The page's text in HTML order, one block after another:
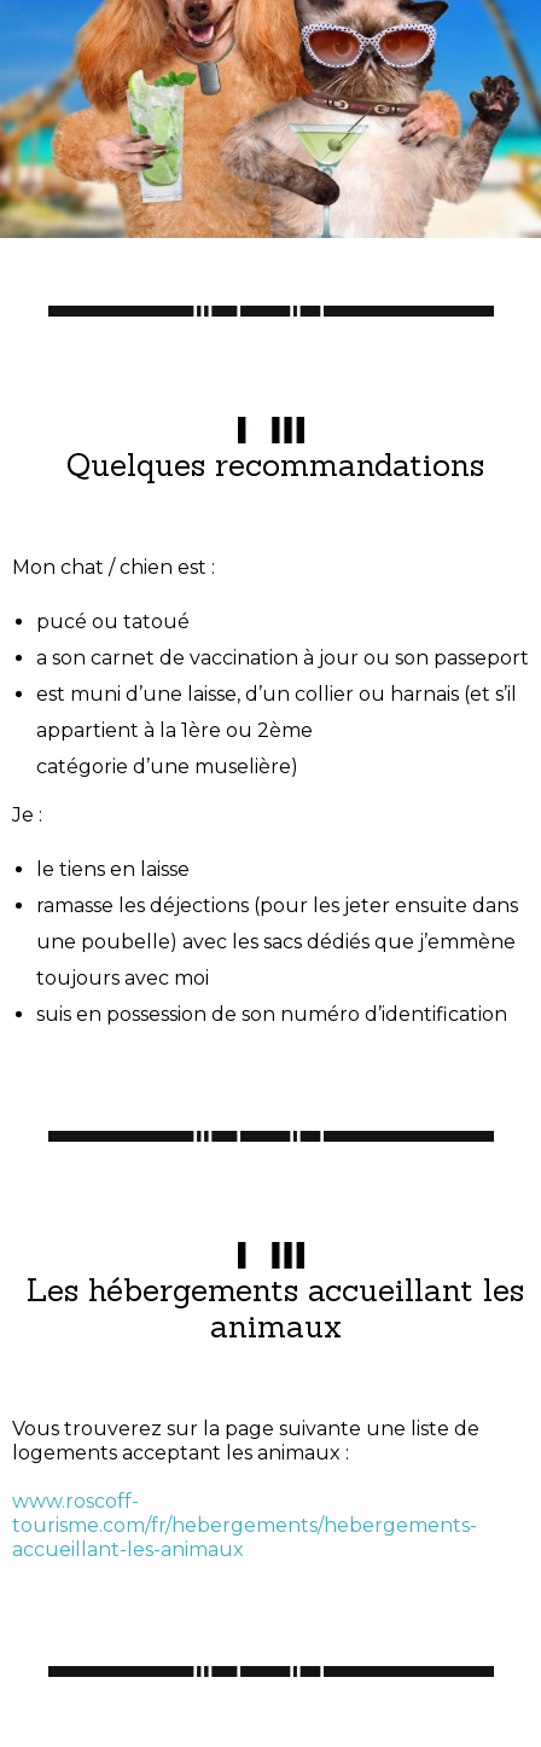
Quelques recommandations
Mon chat / chien est :
pucé ou tatoué
a son carnet de vaccination à jour ou son passeport
est muni d’une laisse, d’un collier ou harnais (et s’il
appartient à la 1ère ou 2ème
catégorie d’une muselière)
Je :
le tiens en laisse
ramasse les déjections (pour les jeter ensuite dans
une poubelle) avec les sacs dédiés que j’emmène
toujours avec moi
suis en possession de son numéro d’identification
Les hébergements accueillant les
animaux
Vous trouverez sur la page suivante une liste de
logements acceptant les animaux :
www.roscoff-
tourisme.com/fr/hebergements/hebergements-
accueillant-les-animaux